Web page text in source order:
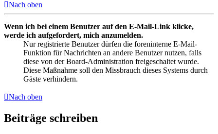
Nach oben
Wenn ich bei einem Benutzer auf den E-Mail-Link klicke,
werde ich aufgefordert, mich anzumelden.
Nur registrierte Benutzer dürfen die foreninterne E-Mail-
Funktion für Nachrichten an andere Benutzer nutzen, falls
diese von der Board-Administration freigeschaltet wurde.
Diese Maßnahme soll den Missbrauch dieses Systems durch
Gäste verhindern.
Nach oben
Beiträge schreiben